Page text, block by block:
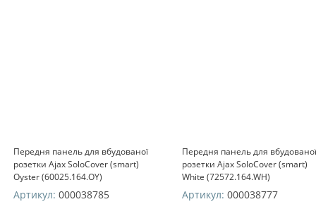
Передня панель для вбудованої
розетки Ajax SoloCover (smart)
Oyster (60025.164.OY)
Артикул: 000038785
Передня панель для вбудованої
розетки Ajax SoloCover (smart)
White (72572.164.WH)
Артикул: 000038777